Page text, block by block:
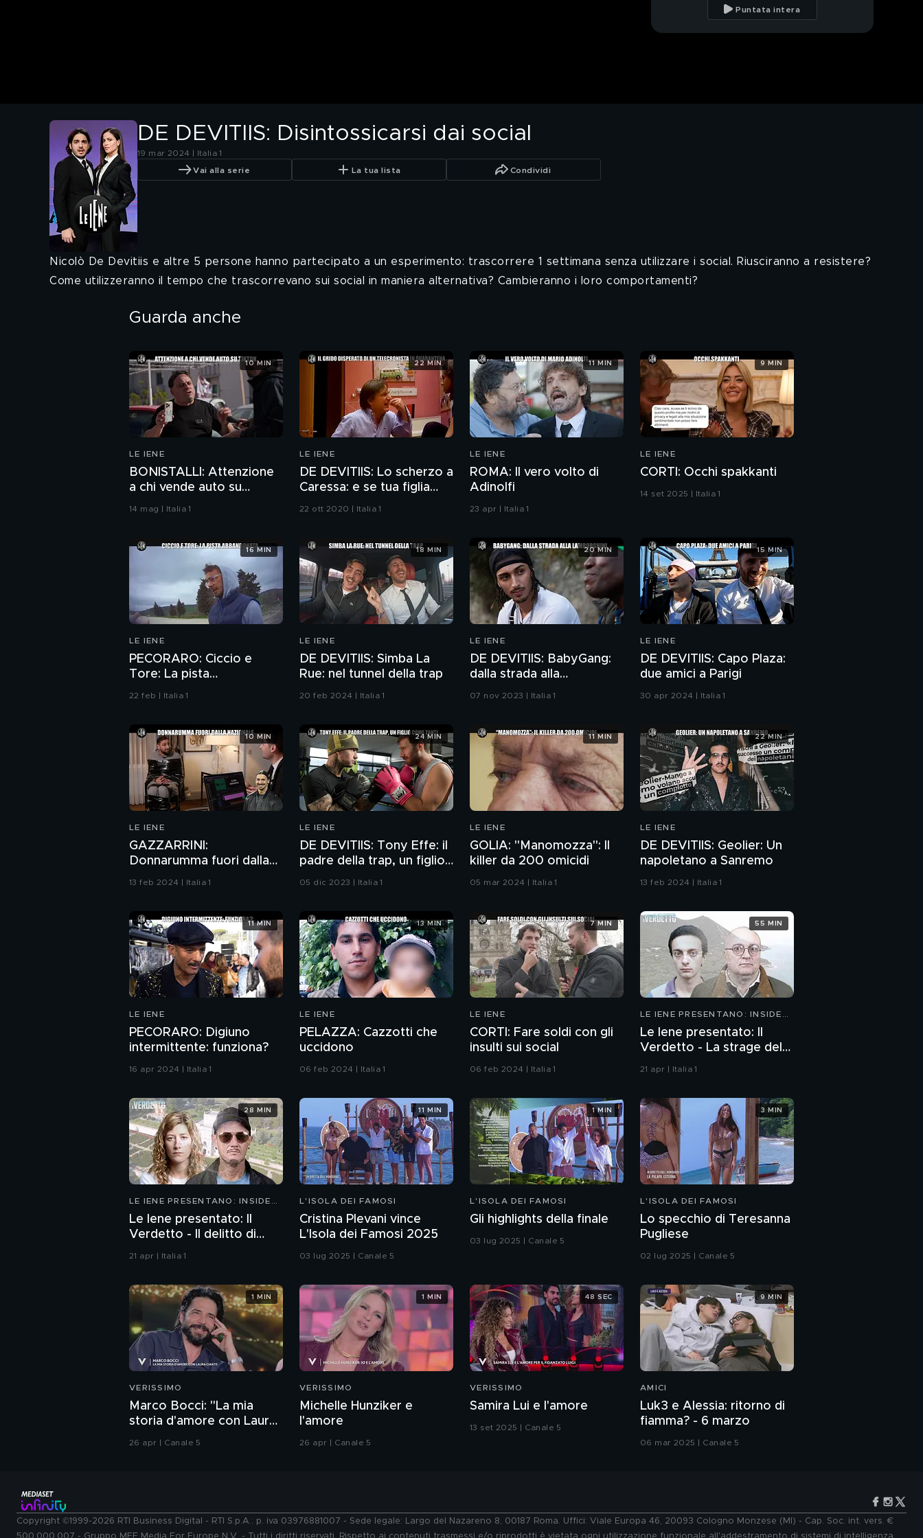
GENTILI:
Aggiornamenti del 19
marzo
VIVIANI: Quando un
assassina o madre
malata: il mondo di
Alessia
DE DEVITIIS:
Disintossicarsi dai
social
PROSSIMO VIDEO
GAZZARRINI:
Alessandro Cecchi
Paone è bisex?
Puntata intera
DE DEVITIIS: Disintossicarsi dai social
19 mar 2024 | Italia 1
Vai alla serie La tua lista Condividi
Nicolò De Devitiis e altre 5 persone hanno partecipato a un esperimento: trascorrere 1 settimana senza utilizzare i social. Riusciranno a resistere?
Come utilizzeranno il tempo che trascorrevano sui social in maniera alternativa? Cambieranno i loro comportamenti?
Guarda anche
LE IENE
BONISTALLI: Attenzione
a chi vende auto su
TikTok
14 mag | Italia 1
10 MIN
LE IENE
DE DEVITIIS: Lo scherzo a
Caressa: e se tua figlia
ricatta la prof con un
22 ott 2020 | Italia 1
22 MIN
LE IENE
ROMA: Il vero volto di
Adinolfi
23 apr | Italia 1
11 MIN
LE IENE
CORTI: Occhi spakkanti
14 set 2025 | Italia 1
9 MIN
LE IENE
PECORARO: Ciccio e
Tore: La pista
abbandonata
22 feb | Italia 1
16 MIN
LE IENE
DE DEVITIIS: Simba La
Rue: nel tunnel della trap
20 feb 2024 | Italia 1
18 MIN
LE IENE
DE DEVITIIS: BabyGang:
dalla strada alla
Lamborghini
07 nov 2023 | Italia 1
20 MIN
LE IENE
DE DEVITIIS: Capo Plaza:
due amici a Parigi
30 apr 2024 | Italia 1
15 MIN
LE IENE
GAZZARRINI:
Donnarumma fuori dalla
Nazionale
13 feb 2024 | Italia 1
10 MIN
LE IENE
DE DEVITIIS: Tony Effe: il
padre della trap, un figlio
come tanti
05 dic 2023 | Italia 1
24 MIN
LE IENE
GOLIA: "Manomozza": Il
killer da 200 omicidi
05 mar 2024 | Italia 1
11 MIN
LE IENE
DE DEVITIIS: Geolier: Un
napoletano a Sanremo
13 feb 2024 | Italia 1
22 MIN
LE IENE
PECORARO: Digiuno
intermittente: funziona?
16 apr 2024 | Italia 1
11 MIN
LE IENE
PELAZZA: Cazzotti che
uccidono
06 feb 2024 | Italia 1
13 MIN
LE IENE
CORTI: Fare soldi con gli
insulti sui social
06 feb 2024 | Italia 1
7 MIN
LE IENE PRESENTANO: INSIDE
Le Iene presentato: Il
Verdetto - La strage del
Circeo
21 apr | Italia 1
55 MIN
LE IENE PRESENTANO: INSIDE
Le Iene presentato: Il
Verdetto - Il delitto di
Villa Pamphili
21 apr | Italia 1
28 MIN
L'ISOLA DEI FAMOSI
Cristina Plevani vince
L'Isola dei Famosi 2025
03 lug 2025 | Canale 5
11 MIN
L'ISOLA DEI FAMOSI
Gli highlights della finale
03 lug 2025 | Canale 5
1 MIN
L'ISOLA DEI FAMOSI
Lo specchio di Teresanna
Pugliese
02 lug 2025 | Canale 5
3 MIN
VERISSIMO
Marco Bocci: "La mia
storia d'amore con Laura
Chiatti"
26 apr | Canale 5
1 MIN
VERISSIMO
Michelle Hunziker e
l'amore
26 apr | Canale 5
1 MIN
VERISSIMO
Samira Lui e l'amore
13 set 2025 | Canale 5
48 SEC
AMICI
Luk3 e Alessia: ritorno di
fiamma? - 6 marzo
06 mar 2025 | Canale 5
9 MIN
Copyright ©1999-2026 RTI Business Digital - RTI S.p.A.: p. iva 03976881007 - Sede legale: Largo del Nazareno 8, 00187 Roma. Uffici: Viale Europa 46, 20093 Cologno Monzese (MI) - Cap. Soc. int. vers. €